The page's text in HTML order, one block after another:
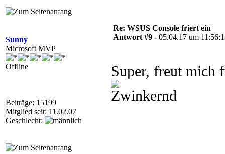
Sunny
Microsoft MVP
Offline
Beiträge: 15199
Mitglied seit: 11.02.07
Geschlecht:
Re: WSUS Console friert ein
Antwort #9 - 05.04.17 um
Super, freut mich